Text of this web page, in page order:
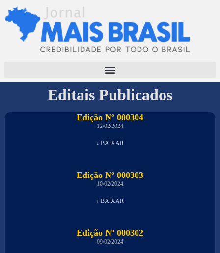
Editais Publicados
Edição Nº 000304
12/02/2024
↓ BAIXAR
Edição Nº 000303
10/02/2024
↓ BAIXAR
Edição Nº 000302
09/02/2024